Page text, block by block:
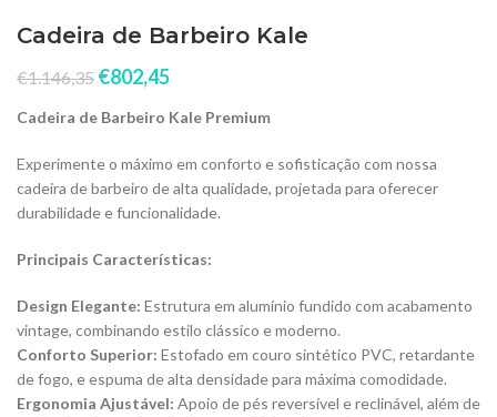
Cadeira de Barbeiro Kale
€1.146,35 €802,45
Cadeira de Barbeiro Kale Premium
Experimente o máximo em conforto e sofisticação com nossa
cadeira de barbeiro de alta qualidade, projetada para oferecer
durabilidade e funcionalidade.
Principais Características:
Design Elegante: Estrutura em alumínio fundido com acabamento
vintage, combinando estilo clássico e moderno.
Conforto Superior: Estofado em couro sintético PVC, retardante
de fogo, e espuma de alta densidade para máxima comodidade.
Ergonomia Ajustável: Apoio de pés reversível e reclinável, além de